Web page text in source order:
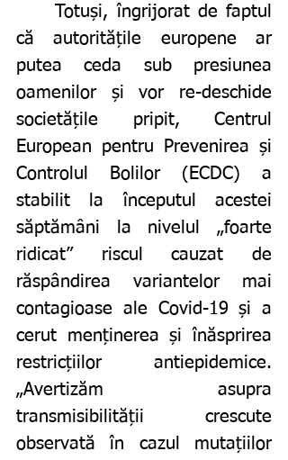
	Totuși, îngrijorat de faptul
că autoritățile europene ar
putea ceda sub presiunea
oamenilor și vor re-deschide
societățile pripit, Centrul
European pentru Prevenirea și
Controlul Bolilor (ECDC) a
stabilit la începutul acestei
săptămâni la nivelul „foarte
ridicat” riscul cauzat de
răspândirea variantelor mai
contagioase ale Covid-19 și a
cerut menținerea și înăsprirea
restricțiilor antiepidemice.
„Avertizăm asupra
transmisibilității crescute
observată în cazul mutațiilor